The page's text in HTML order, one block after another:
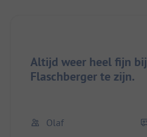
Altijd weer heel fijn bij
Flaschberger te zijn.
Olaf